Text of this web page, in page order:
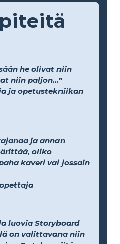
he olivat niin
niin paljon..."
ja opetustekniikan
ja annan
oliko
kaveri vai jossain
luovia Storyboard
on valittavana niin